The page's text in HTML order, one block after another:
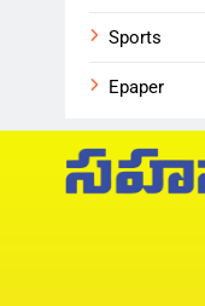
Sports
Epaper